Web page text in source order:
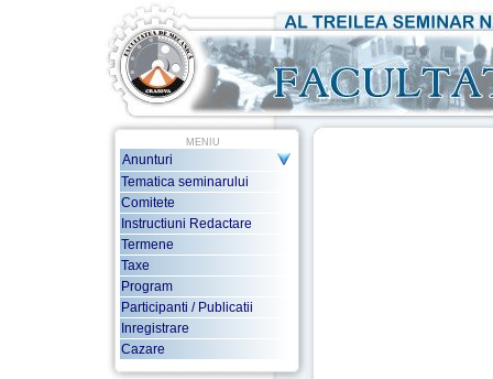
MENIU
Anunturi
Tematica seminarului
Comitete
Instructiuni Redactare
Termene
Taxe
Program
Participanti / Publicatii
Inregistrare
Cazare